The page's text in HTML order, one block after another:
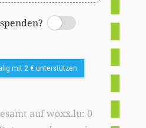
Switch
mit 2 € unterstützen
auf woxx.lu: 0